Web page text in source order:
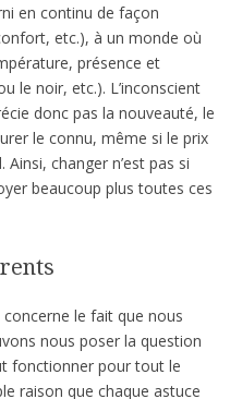
en continu de façon
etc.), à un monde où
présence et
le noir, etc.). L’inconscient
donc pas la nouveauté, le
le connu, même si le prix
changer n’est pas si
beaucoup plus toutes ces
le fait que nous
nous poser la question
fonctionner pour tout le
raison que chaque astuce